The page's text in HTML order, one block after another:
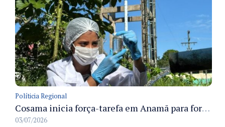
Políticia Regional
Cosama inicia força-tarefa em Anamã para fortalecer abastecimento de água e segurança hídrica da população
03/07/2026